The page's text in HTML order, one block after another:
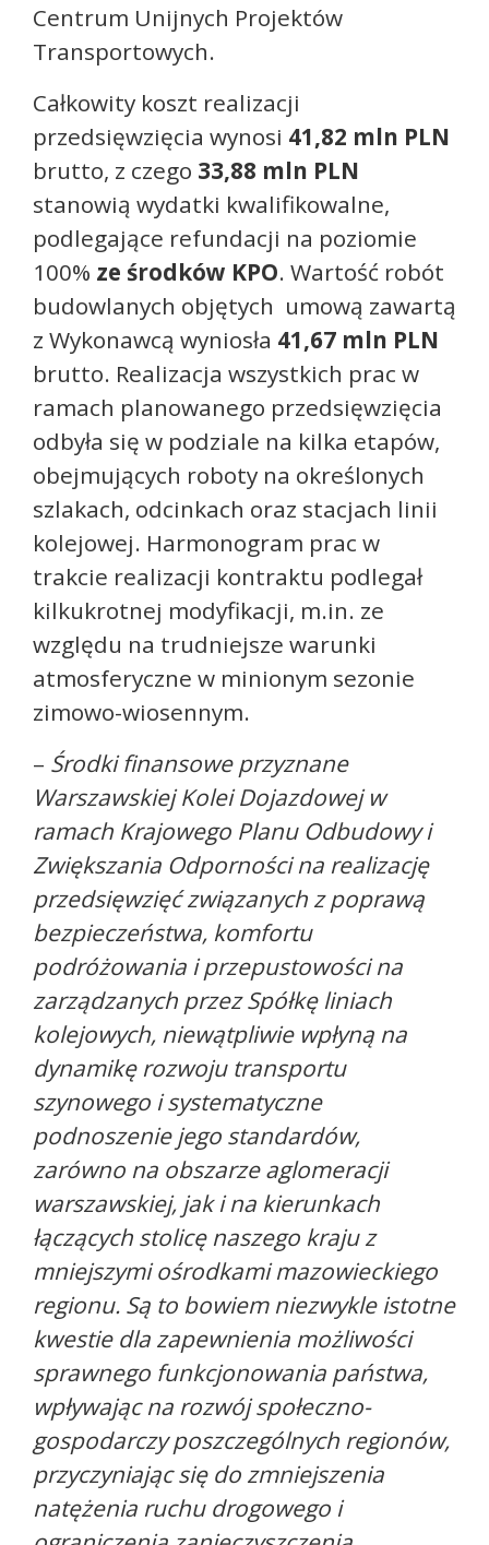
Centrum Unijnych Projektów
Transportowych.
Całkowity koszt realizacji
przedsięwzięcia wynosi 41,82 mln PLN
brutto, z czego 33,88 mln PLN
stanowią wydatki kwalifikowalne,
podlegające refundacji na poziomie
100% ze środków KPO. Wartość robót
budowlanych objętych umową zawartą
z Wykonawcą wyniosła 41,67 mln PLN
brutto. Realizacja wszystkich prac w
ramach planowanego przedsięwzięcia
odbyła się w podziale na kilka etapów,
obejmujących roboty na określonych
szlakach, odcinkach oraz stacjach linii
kolejowej. Harmonogram prac w
trakcie realizacji kontraktu podlegał
kilkukrotnej modyfikacji, m.in. ze
względu na trudniejsze warunki
atmosferyczne w minionym sezonie
zimowo-wiosennym.
– Środki finansowe przyznane
Warszawskiej Kolei Dojazdowej w
ramach Krajowego Planu Odbudowy i
Zwiększania Odporności na realizację
przedsięwzięć związanych z poprawą
bezpieczeństwa, komfortu
podróżowania i przepustowości na
zarządzanych przez Spółkę liniach
kolejowych, niewątpliwie wpłyną na
dynamikę rozwoju transportu
szynowego i systematyczne
podnoszenie jego standardów,
zarówno na obszarze aglomeracji
warszawskiej, jak i na kierunkach
łączących stolicę naszego kraju z
mniejszymi ośrodkami mazowieckiego
regionu. Są to bowiem niezwykle istotne
kwestie dla zapewnienia możliwości
sprawnego funkcjonowania państwa,
wpływając na rozwój społeczno-
gospodarczy poszczególnych regionów,
przyczyniając się do zmniejszenia
natężenia ruchu drogowego i